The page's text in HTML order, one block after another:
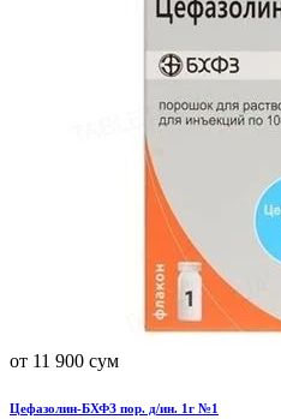
от 11 900 сум
Цефазолин-БХФЗ пор. д/ин. 1г №1